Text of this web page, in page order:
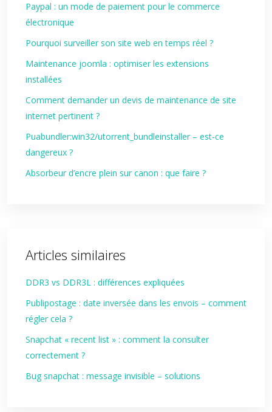
Paypal : un mode de paiement pour le commerce
électronique
Pourquoi surveiller son site web en temps réel ?
Maintenance joomla : optimiser les extensions
installées
Comment demander un devis de maintenance de site
internet pertinent ?
Puabundler:win32/utorrent_bundleinstaller – est‑ce
dangereux ?
Absorbeur d’encre plein sur canon : que faire ?
Articles similaires
DDR3 vs DDR3L : différences expliquées
Publipostage : date inversée dans les envois – comment
régler cela ?
Snapchat « recent list » : comment la consulter
correctement ?
Bug snapchat : message invisible – solutions